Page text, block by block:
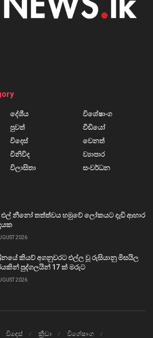
දේශීය
පුවත්
විදෙස්
විනිවිද
විලාසිතා
විශේෂාංග
වීඩියෝ
වෙනත්
ව්‍යාපාර
සංවර්ධන
එල් නීනෝ තත්ත්වය හමුවේ ලෝකයට දැඩි ආහාර
2026
කියව් අගනුවරට එල්ල වූ රුසියානු මිසයිල
පුද්ගලයින් 17 ක් මරුට
2026
විදෙස් ක්‍රීඩා විශේෂාංග